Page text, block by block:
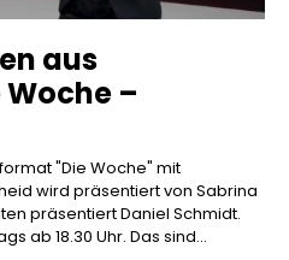
aus
–
"Die Woche" mit
wird präsentiert von Sabrina
präsentiert Daniel Schmidt.
Sendetermin ist immer montags ab 18.30 Uhr. Das sind...